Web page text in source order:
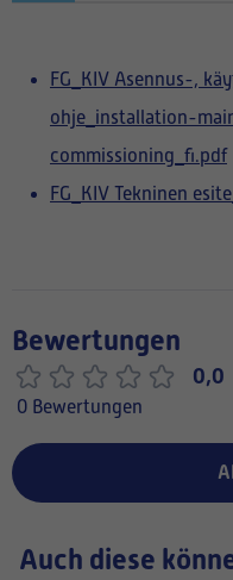
FG_KIV Asennus-,
ohje_installation-
commissioning_fi.pdf
FG_KIV Tekninen
Bewertungen
0,0
0 Bewertungen
Auch diese